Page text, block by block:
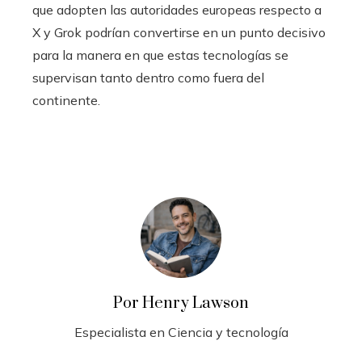
que adopten las autoridades europeas respecto a
X y Grok podrían convertirse en un punto decisivo
para la manera en que estas tecnologías se
supervisan tanto dentro como fuera del
continente.
Por Henry Lawson
Especialista en Ciencia y tecnología